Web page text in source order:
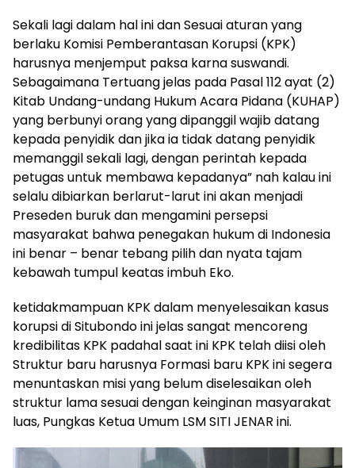
Sekali lagi dalam hal ini dan Sesuai aturan yang
berlaku Komisi Pemberantasan Korupsi (KPK)
harusnya menjemput paksa karna suswandi.
Sebagaimana Tertuang jelas pada Pasal 112 ayat (2)
Kitab Undang-undang Hukum Acara Pidana (KUHAP)
yang berbunyi orang yang dipanggil wajib datang
kepada penyidik dan jika ia tidak datang penyidik
memanggil sekali lagi, dengan perintah kepada
petugas untuk membawa kepadanya” nah kalau ini
selalu dibiarkan berlarut-larut ini akan menjadi
Preseden buruk dan mengamini persepsi
masyarakat bahwa penegakan hukum di Indonesia
ini benar – benar tebang pilih dan nyata tajam
kebawah tumpul keatas imbuh Eko.
ketidakmampuan KPK dalam menyelesaikan kasus
korupsi di Situbondo ini jelas sangat mencoreng
kredibilitas KPK padahal saat ini KPK telah diisi oleh
Struktur baru harusnya Formasi baru KPK ini segera
menuntaskan misi yang belum diselesaikan oleh
struktur lama sesuai dengan keinginan masyarakat
luas, Pungkas Ketua Umum LSM SITI JENAR ini.